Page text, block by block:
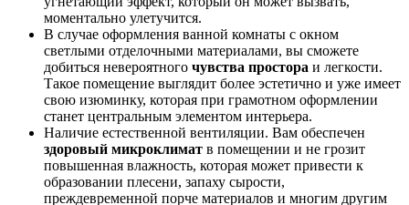
моментально улетучится.
В случае оформления ванной комнаты с окном
светлыми отделочными материалами, вы сможете
добиться невероятного чувства простора и легкости.
Такое помещение выглядит более эстетично и уже имеет
свою изюминку, которая при грамотном оформлении
станет центральным элементом интерьера.
Наличие естественной вентиляции. Вам обеспечен
здоровый микроклимат в помещении и не грозит
повышенная влажность, которая может привести к
образовании плесени, запаху сырости,
преждевременной порче материалов и многим другим